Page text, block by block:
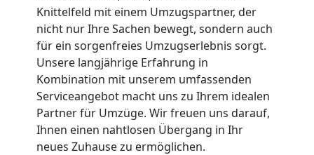
Knittelfeld mit einem Umzugspartner, der
nicht nur Ihre Sachen bewegt, sondern auch
für ein sorgenfreies Umzugserlebnis sorgt.
Unsere langjährige Erfahrung in
Kombination mit unserem umfassenden
Serviceangebot macht uns zu Ihrem idealen
Partner für Umzüge. Wir freuen uns darauf,
Ihnen einen nahtlosen Übergang in Ihr
neues Zuhause zu ermöglichen.
Umzugshelfer
Wiener
Neustadt